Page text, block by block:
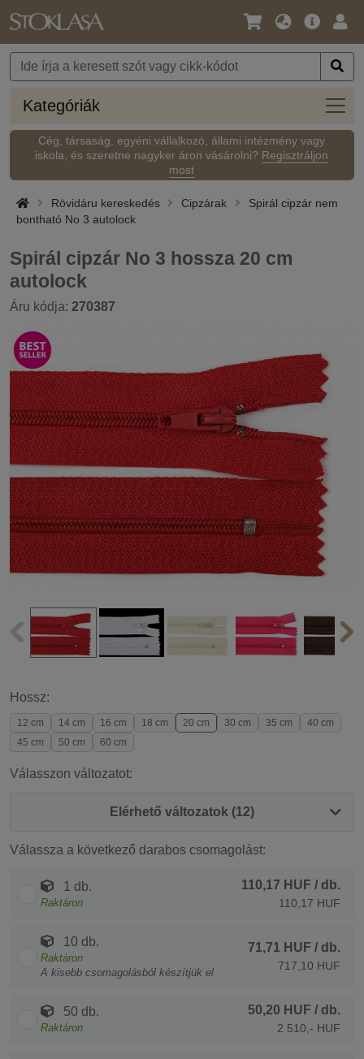
Nyelv
Pénznem
Fő
Kategóriák
Cég, társaság, egyéni vállalkozó, állami intézmény vagy
iskola, és szeretne nagyker áron vásárolni? Regisztráljon
most
Rövidáru kereskedés Cipzárak
Spirál cipzár nem
bontható No 3 autolock
Spirál cipzár No 3 hossza 20 cm
autolock
Áru kódja: 270387
Hossz:
12 cm 14 cm 16 cm 18 cm 20 cm 30 cm 35 cm
40 cm
45 cm
50 cm 60 cm
Válasszon változatot:
Elérhető változatok (12)
Válassza a következő darabos csomagolást:
1 db.
Raktáron
110,17 HUF / db.
110,17 HUF
10 db.
Raktáron
A kisebb csomagolásból készítjük el
71,71 HUF / db.
717,10 HUF
50 db.
Raktáron
50,20 HUF / db.
2 510,- HUF